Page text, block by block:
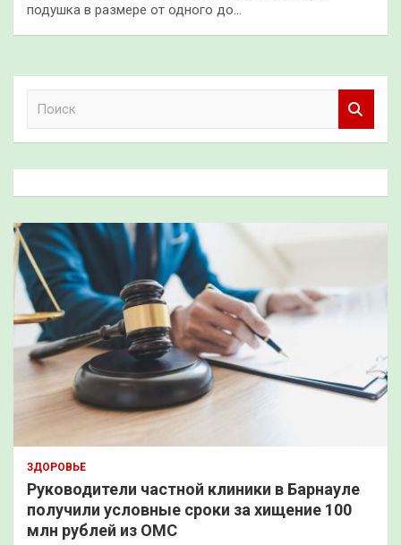
подушка в размере от одного до…
к
ЗДОРОВЬЕ
Руководители частной клиники в Барнауле
получили условные сроки за хищение 100
млн рублей из ОМС